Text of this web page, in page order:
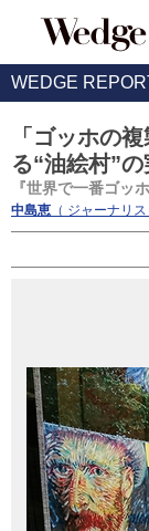
WEDGE
「ゴッホの
る“油絵村”
『世界で一番ゴッ
中島恵 （ ジャーナリス